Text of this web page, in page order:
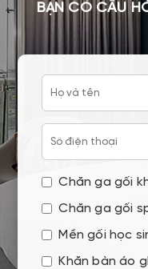
BẠN CÓ CÂU
Chăn ga gối
Chăn ga gối
Mền gối học
Khăn bàn áo